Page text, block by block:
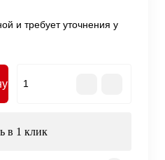
и требует уточнения у
в 1 клик